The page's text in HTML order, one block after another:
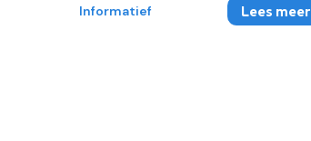
Informatief Lees meer